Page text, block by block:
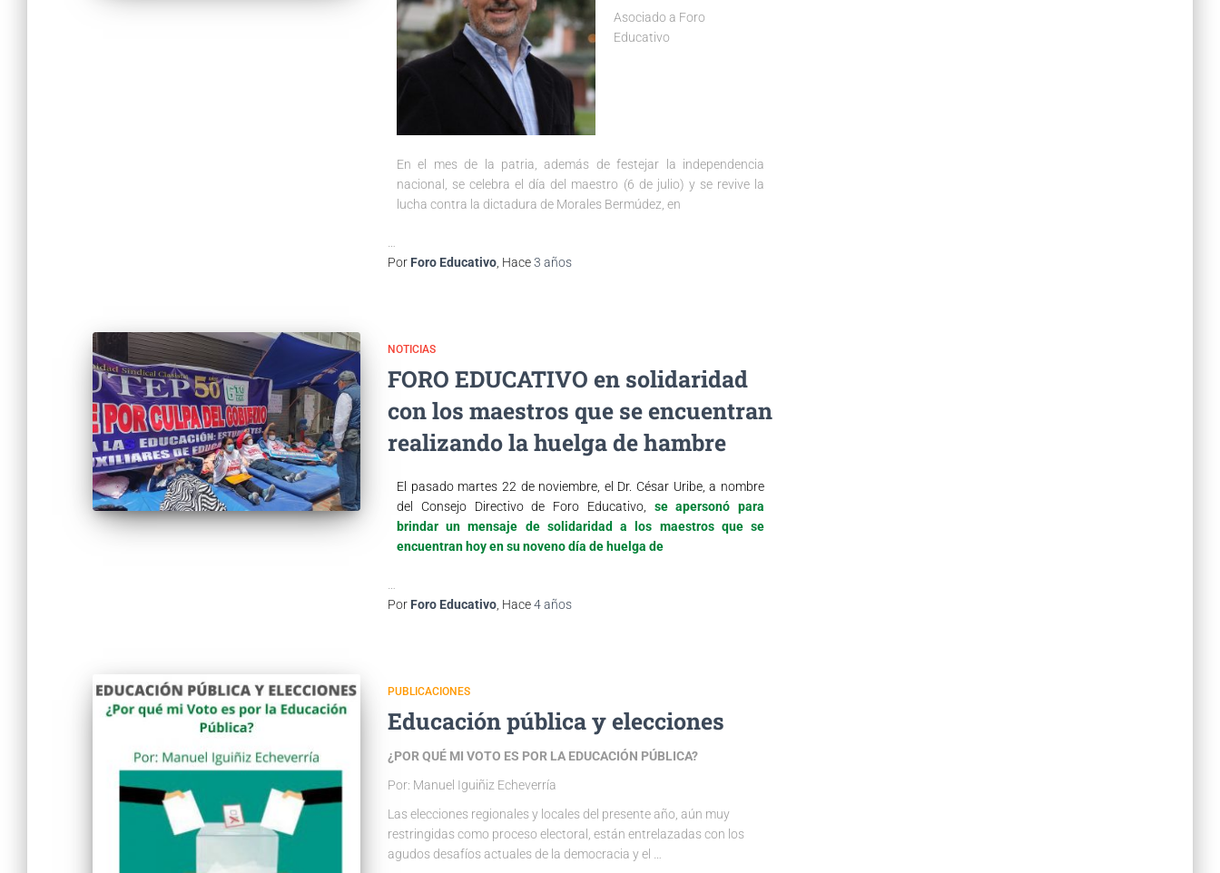
Asociado a Foro
Educativo
En el mes de la patria, además de festejar la independencia
nacional, se celebra el día del maestro (6 de julio) y se revive la
lucha contra la dictadura de Morales Bermúdez, en
Por Foro Educativo , Hace3 años
NOTICIAS
FORO EDUCATIVO en solidaridad
con los maestros que se encuentran
realizando la huelga de hambre
El pasado martes 22 de noviembre, el Dr. César Uribe, a nombre
del Consejo Directivo de Foro Educativo, se apersonó para
brindar un mensaje de solidaridad a los maestros que se
encuentran hoy en su noveno día de huelga de
Por Foro Educativo , Hace4 años
PUBLICACIONES
Educación pública y elecciones
¿POR QUÉ MI VOTO ES POR LA EDUCACIÓN PÚBLICA?
Por: Manuel Iguiñiz Echeverría
Las elecciones regionales y locales del presente año, aún muy
restringidas como proceso electoral, están entrelazadas con los
agudos desafíos actuales de la democracia y el …